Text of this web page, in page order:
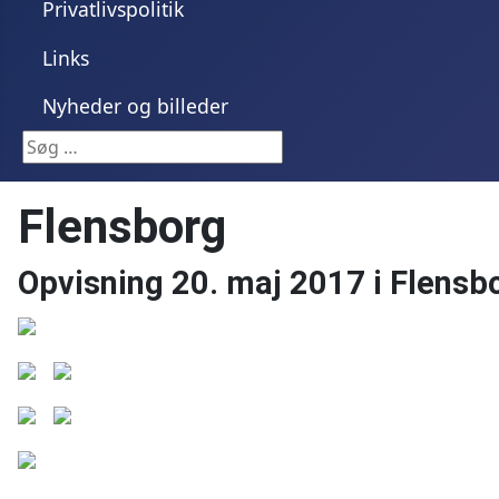
Privatlivspolitik
Links
Nyheder og billeder
Søg …
Flensborg
Opvisning 20. maj 2017 i